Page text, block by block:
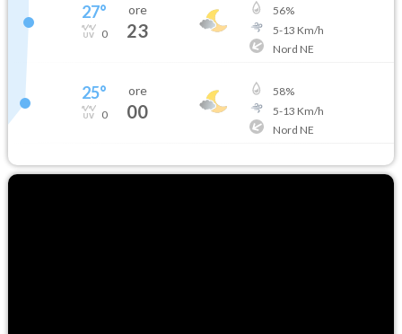
27°
0
ore
23
56%
5-13 Km/h
Nord NE
25°
0
ore
00
58%
5-13 Km/h
Nord NE